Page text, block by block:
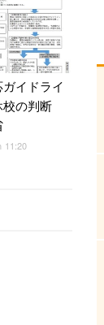
イドライ
校の判断
11:20